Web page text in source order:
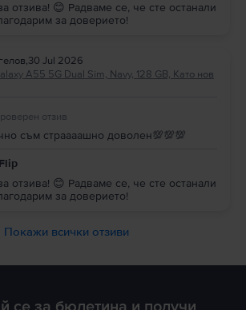
отзива! 😊 Радваме се, че сте останали
за доверието!
,30 Jul 2026
A55 5G Dual Sim, Navy, 128 GB, Като нов
отзив
съм страааашно доволен💯💯💯
отзива! 😊 Радваме се, че сте останали
за доверието!
Покажи всички отзиви